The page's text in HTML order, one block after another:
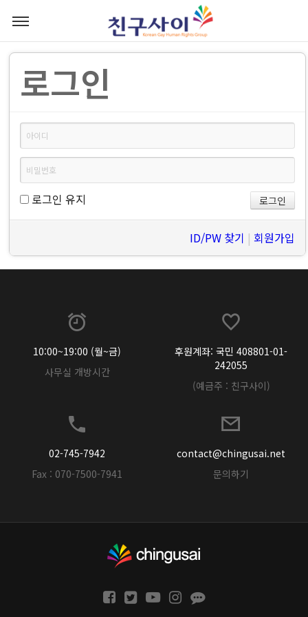
로그인
로그인 유지
ID/PW 찾기 | 회원가입
10:00~19:00 (월~금)
사무실 개방시간
후원계좌: 국민 408801-01-
242055
(예금주 : 친구사이)
02-745-7942
Fax : 070-7500-7941
contact@chingusai.net
문의하기